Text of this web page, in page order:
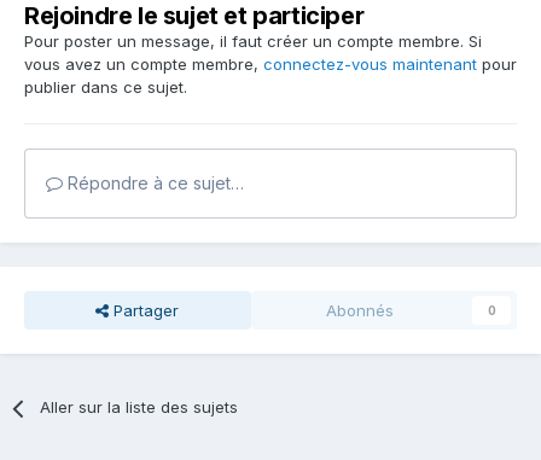
Rejoindre le sujet et participer
Pour poster un message, il faut créer un compte membre. Si
vous avez un compte membre, connectez-vous maintenant pour
publier dans ce sujet.
Répondre à ce sujet…
Partager Abonnés 0
Aller sur la liste des sujets